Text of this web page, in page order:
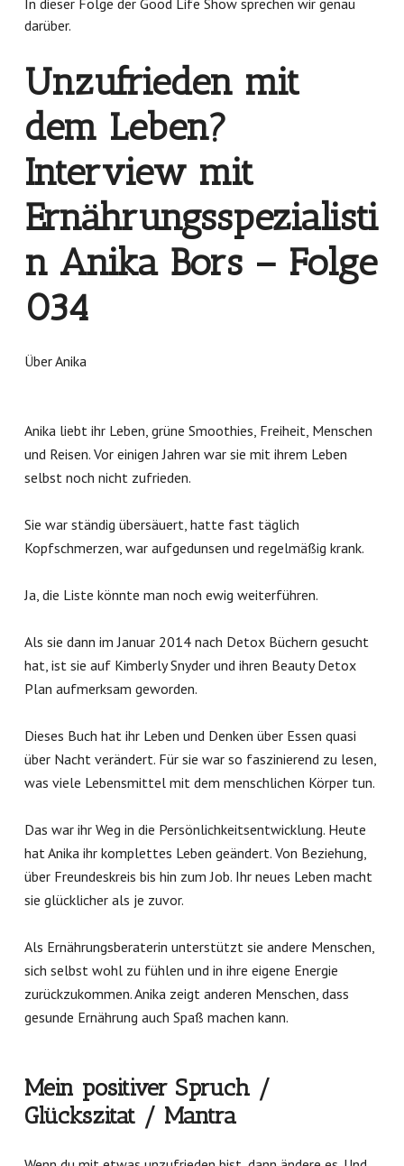
In dieser Folge der Good Life Show sprechen wir genau
darüber.
Unzufrieden mit
dem Leben?
Interview mit
Ernährungsspezialisti
n Anika Bors – Folge
034
Über Anika
Anika liebt ihr Leben, grüne Smoothies, Freiheit, Menschen
und Reisen. Vor einigen Jahren war sie mit ihrem Leben
selbst noch nicht zufrieden.
Sie war ständig übersäuert, hatte fast täglich
Kopfschmerzen, war aufgedunsen und regelmäßig krank.
Ja, die Liste könnte man noch ewig weiterführen.
Als sie dann im Januar 2014 nach Detox Büchern gesucht
hat, ist sie auf Kimberly Snyder und ihren Beauty Detox
Plan aufmerksam geworden.
Dieses Buch hat ihr Leben und Denken über Essen quasi
über Nacht verändert. Für sie war so faszinierend zu lesen,
was viele Lebensmittel mit dem menschlichen Körper tun.
Das war ihr Weg in die Persönlichkeitsentwicklung. Heute
hat Anika ihr komplettes Leben geändert. Von Beziehung,
über Freundeskreis bis hin zum Job. Ihr neues Leben macht
sie glücklicher als je zuvor.
Als Ernährungsberaterin unterstützt sie andere Menschen,
sich selbst wohl zu fühlen und in ihre eigene Energie
zurückzukommen. Anika zeigt anderen Menschen, dass
gesunde Ernährung auch Spaß machen kann.
Mein positiver Spruch /
Glückszitat / Mantra